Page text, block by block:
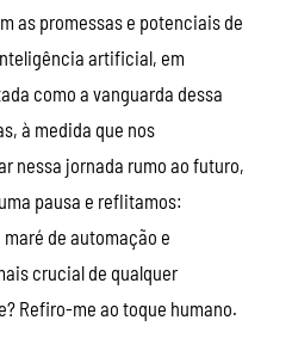
as promessas e potenciais de
artificial, em
como a vanguarda dessa
à medida que nos
nessa jornada rumo ao futuro,
pausa e reflitamos:
de automação e
crucial de qualquer
Refiro-me ao toque humano.